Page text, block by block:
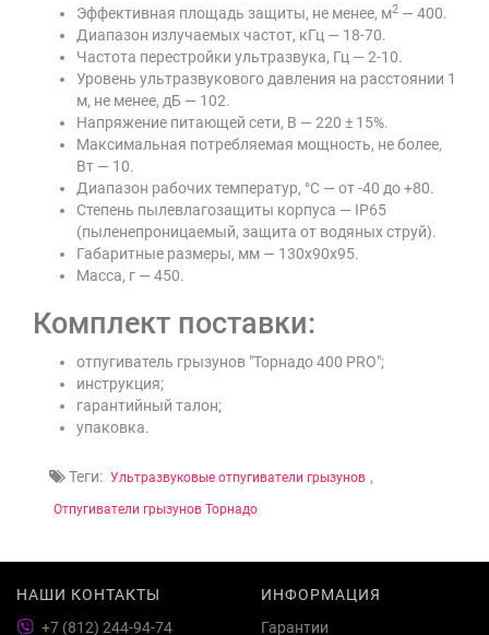
Эффективная площадь защиты, не менее, м2 — 400.
Диапазон излучаемых частот, кГц — 18-70.
Частота перестройки ультразвука, Гц — 2-10.
Уровень ультразвукового давления на расстоянии 1
м, не менее, дБ — 102.
Напряжение питающей сети, В — 220 ± 15%.
Максимальная потребляемая мощность, не более,
Вт — 10.
Диапазон рабочих температур, °С — от -40 до +80.
Степень пылевлагозащиты корпуса — IP65
(пыленепроницаемый, защита от водяных струй).
Габаритные размеры, мм — 130х90х95.
Масса, г — 450.
Комплект поставки:
отпугиватель грызунов "Торнадо 400 PRO";
инструкция;
гарантийный талон;
упаковка.
Теги: Ультразвуковые отпугиватели грызунов ,
Отпугиватели грызунов Торнадо
НАШИ КОНТАКТЫ
+7 (812) 244-94-74
ИНФОРМАЦИЯ
Гарантии